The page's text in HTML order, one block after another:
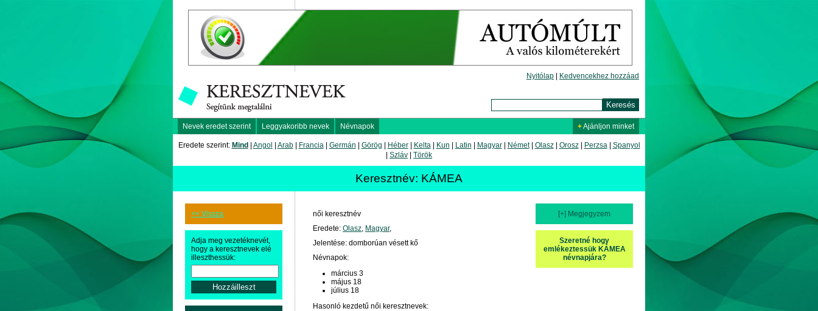
Nyitólap Kedvencekhez hozzáad
Nevek eredet szerint Leggyakoribb nevek Névnapok +Ajánljon minket
Eredete szerint: Mind Angol Arab| Francia| Germán Görög Héber| Kelta| Kun Latin Magyar| Német| Olasz| Orosz| Perzsa| Spanyol
Szláv Török
Keresztnév: KÁMEA
<< Vissza
Adja meg vezetéknevét,
hogy a keresztnevek elé
illeszthessük:
[+] Megjegyzem
Szeretné hogy
emlékeztessük KÁMEA
névnapjára?
női keresztnév
Eredete: Olasz, Magyar,
Jelentése: domborúan vésett kő
Névnapok:
március 3
május 18
július 18
Hasonló kezdetű női keresztnevek: